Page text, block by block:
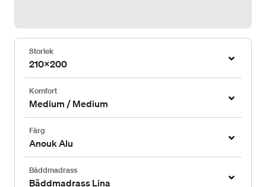
Storlek
210x200
Komfort
Medium / Medium
Färg
Anouk Alu
Bäddmadrass
Bäddmadrass Lina